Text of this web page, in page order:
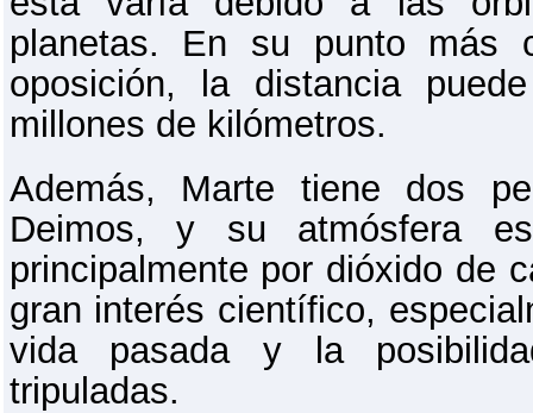
planetas. En su punto más
oposición, la distancia
millones de kilómetros.
Además, Marte tiene dos
Deimos, y su atmósfera
principalmente por dióxido de
gran interés científico,
vida pasada y la
tripuladas.